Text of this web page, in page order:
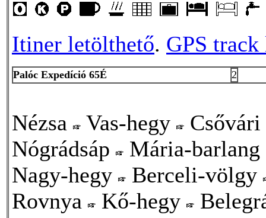
Itiner letölthető. GPS
Palóc Expedíció 65É 2
Nézsa Vas-hegy
Nógrádsáp
Mária-barlang
Nagy-hegy
Berceli-völgy
Rovnya
Kő-hegy